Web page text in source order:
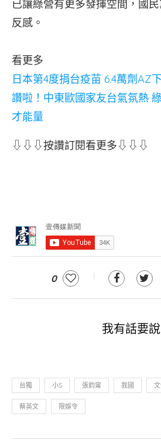
已讓綠營有更多發揮空間，國
反感。
看更多
日本第4度捐台疫苗 6.4萬劑AZ
讚啦！中東歐國家友台氣氛熱
才能量
⇩⇩⇩按讚訂閱看更多⇩⇩⇩
0
我有話要說
台獨 小S 張鈞甯 我國
蔡英文 限娛令